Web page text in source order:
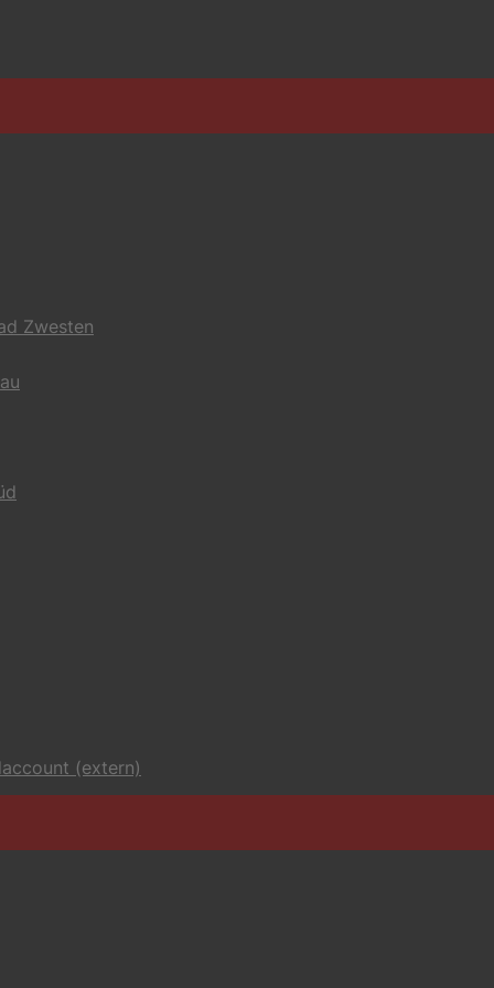
Zwesten
(extern)